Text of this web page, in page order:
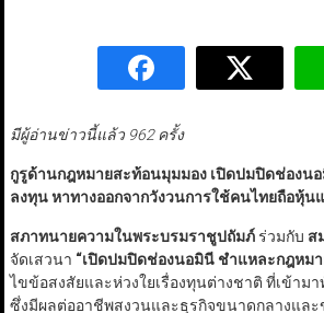
มีผู้อ่านข่าวนี้แล้ว 962 ครั้ง
กูรูด้านกฎหมายสะท้อนมุมมอง เปิดปมปิดช่องน
ลงทุน หาทางออกจากวังวนการใช้คนไทยถือหุ้น
สภาทนายความในพระบรมราชูปถัมภ์ร่วมกับ ส
จัดเสวนา “เปิดปมปิดช่องนอมินี ชำแหละกฎหม
ไขข้อสงสัยและห่วงใยเรื่องทุนต่างชาติ ที่เข้าม
ซึ่งมีผลต่ออาชีพสงวนและธุรกิจขนาดกลางและ